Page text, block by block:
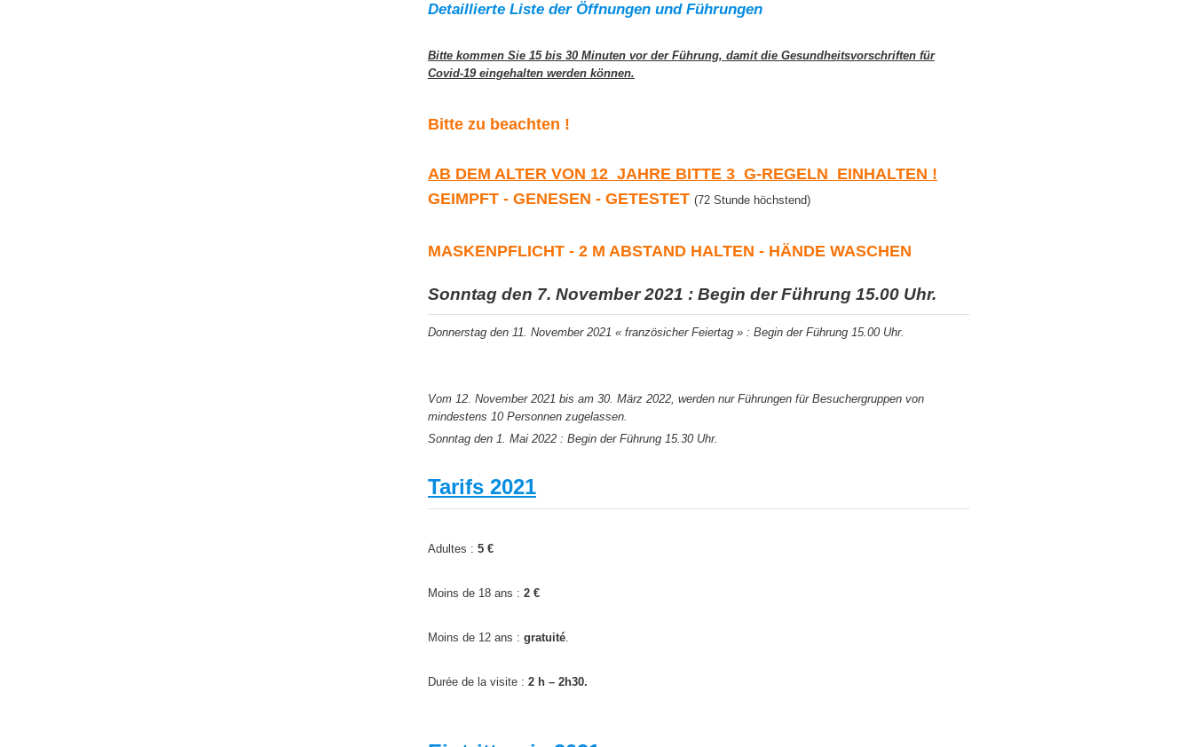
Detaillierte Liste der Öffnungen und Führungen
Bitte kommen Sie 15 bis 30 Minuten vor der Führung, damit die Gesundheitsvorschriften für
Covid-19 eingehalten werden können.
Bitte zu beachten !
AB DEM ALTER VON 12 JAHRE BITTE 3 G-REGELN EINHALTEN !
GEIMPFT - GENESEN - GETESTET (72 Stunde höchstend)
MASKENPFLICHT - 2 M ABSTAND HALTEN - HÄNDE WASCHEN
Sonntag den 7. November 2021 : Begin der Führung 15.00 Uhr.
Donnerstag den 11. November 2021 « französicher Feiertag » : Begin der Führung 15.00 Uhr.
Vom 12. November 2021 bis am 30. März 2022, werden nur Führungen für Besuchergruppen von
mindestens 10 Personnen zugelassen.
Sonntag den 1. Mai 2022 : Begin der Führung 15.30 Uhr.
Tarifs 2021
Adultes : 5 €
Moins de 18 ans : 2 €
Moins de 12 ans : gratuité.
Durée de la visite : 2 h – 2h30.